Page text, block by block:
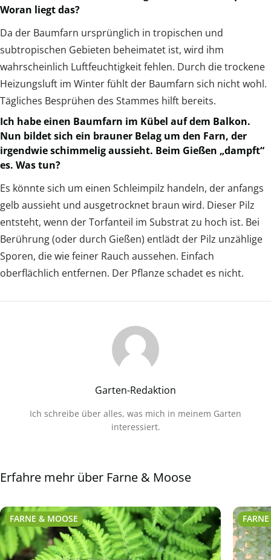
Woran liegt das?
Da der Baumfarn ursprünglich in tropischen und
subtropischen Gebieten beheimatet ist, wird ihm
wahrscheinlich Luftfeuchtigkeit fehlen. Durch die trockene
Heizungsluft im Winter fühlt der Baumfarn sich nicht wohl.
Tägliches Besprühen des Stammes hilft bereits.
Ich habe einen Baumfarn im Kübel auf dem Balkon.
Nun bildet sich ein brauner Belag um den Farn, der
irgendwie schimmelig aussieht. Beim Gießen „dampft“
es. Was tun?
Es könnte sich um einen Schleimpilz handeln, der anfangs
gelb aussieht und ausgetrocknet braun wird. Dieser Pilz
entsteht, wenn der Torfanteil im Substrat zu hoch ist. Bei
Berührung (oder durch Gießen) entlädt der Pilz unzählige
Sporen, die wie feiner Rauch aussehen. Einfach
oberflächlich entfernen. Der Pflanze schadet es nicht.
Garten-Redaktion
Ich schreibe über alles, was mich in meinem Garten
interessiert.
Erfahre mehr über Farne & Moose
FARNE & MOOSE